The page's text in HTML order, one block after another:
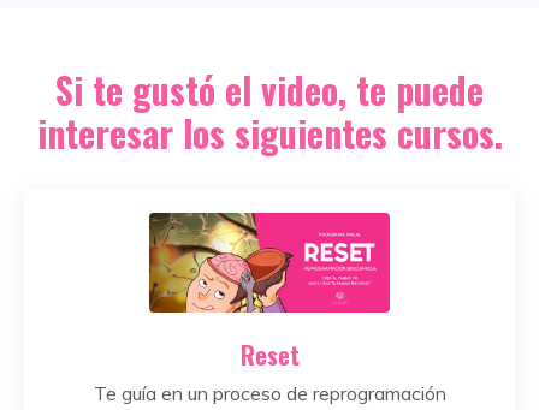
Si te gustó el video, te puede
interesar los siguientes cursos.
Reset
Te guía en un proceso de reprogramación